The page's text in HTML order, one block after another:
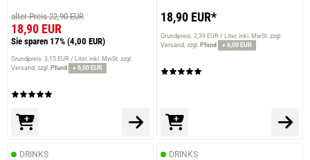
prev
alter Preis 22,90 EUR
18,90 EUR
Sie sparen 17% (4,00 EUR)
Grundpreis: 3,15 EUR / Liter inkl. MwSt. zzgl.
Versand zzgl. Pfand + 6,00 EUR
18,90 EUR*
Grundpreis: 2,39 EUR / Liter inkl. MwSt. zzgl.
Versand zzgl. Pfand + 6,00 EUR
DRINKS DRINKS